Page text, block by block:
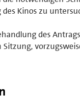
Kinos zu
des